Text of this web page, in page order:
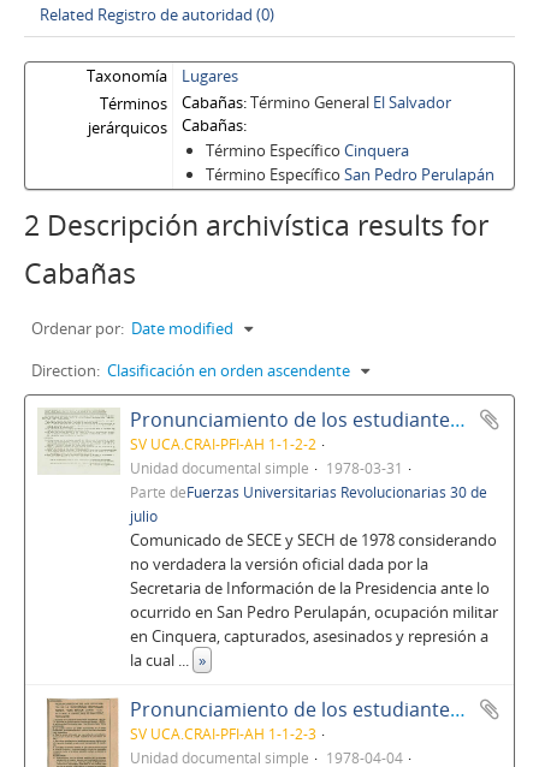
Related Registro de autoridad (0)
Taxonomía
Lugares
Términos
jerárquicos
Cabañas Término General El Salvador
Cabañas
Término Específico Cinquera
Término Específico San Pedro Perulapán
2 Descripción archivística results for
Cabañas
Ordenar por: Date modified
Direction: Clasificación en orden ascendente
Pronunciamiento de los estudiantes de la Universidad Centroamericana "José Simeón Cañas" (UCA) en torno a los hechos de San Pedro Perulapán
SV UCA.CRAI-PFI-AH 1-1-2-2
Unidad documental simple
1978-03-31
Parte deFuerzas Universitarias Revolucionarias 30 de
julio
Comunicado de SECE y SECH de 1978 considerando
no verdadera la versión oficial dada por la
Secretaria de Información de la Presidencia ante lo
ocurrido en San Pedro Perulapán, ocupación militar
en Cinquera, capturados, asesinados y represión a
la cual ... »
Pronunciamiento de los estudiantes de la Universidad Centroamericana "José Simeón Cañas" (UCA) en torno a los hechos de San Pedro Perulapán en diario El Mundo
SV UCA.CRAI-PFI-AH 1-1-2-3
Unidad documental simple
1978-04-04